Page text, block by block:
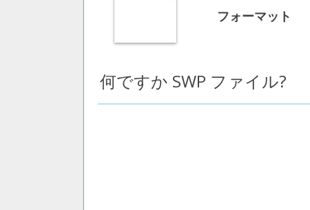
フォーマット
何ですか SWP ファイル?